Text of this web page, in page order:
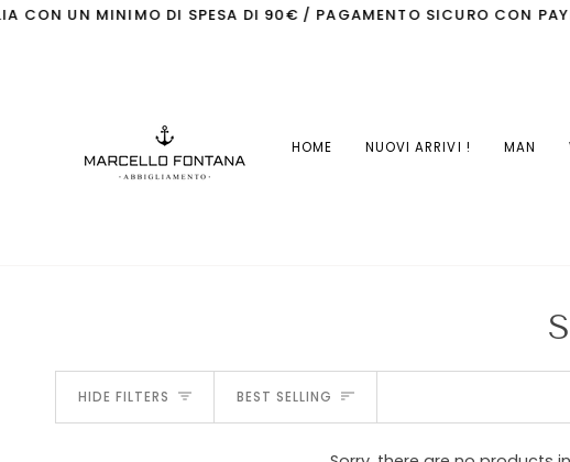
Skip UN MINIMO DI SPESA DI 90€ / PAGAMENTO SICURO CON PAYPAL
HOME NUOVI ARRIVI ! MAN
HIDE FILTERS SORT
BEST SELLING